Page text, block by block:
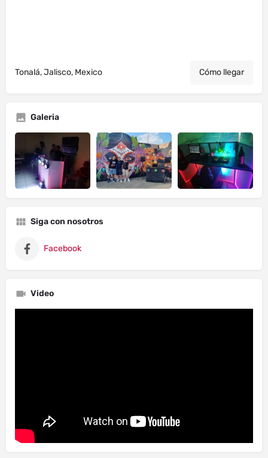
Tonalá, Jalisco, Mexico Cómo llegar
Galeria
Siga con nosotros
Facebook
Video